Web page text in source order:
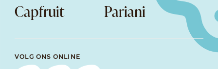
Capfruit
Pariani
VOLG ONS ONLINE